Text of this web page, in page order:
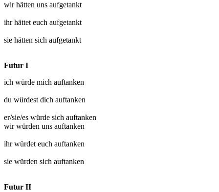
wir hätten uns aufgetankt
ihr hättet euch aufgetankt
sie hätten sich aufgetankt
Futur I
ich würde mich auftanken
du würdest dich auftanken
er/sie/es würde sich auftanken
wir würden uns auftanken
ihr würdet euch auftanken
sie würden sich auftanken
Futur II